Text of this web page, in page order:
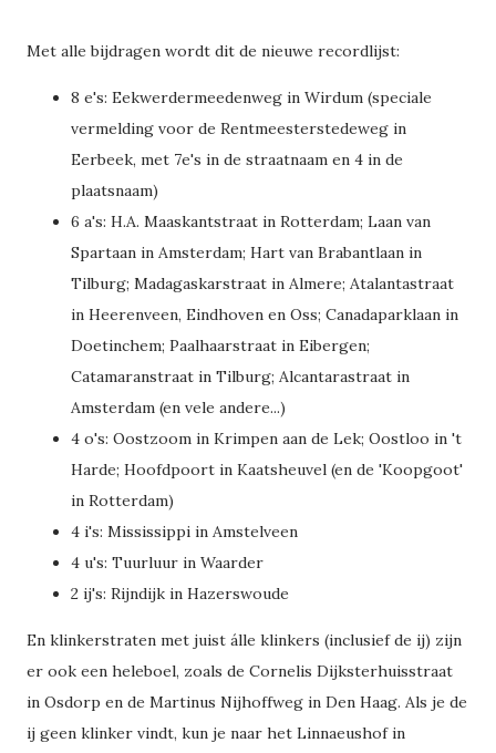
Met alle bijdragen wordt dit de nieuwe recordlijst:
8 e's: Eekwerdermeedenweg in Wirdum (speciale
vermelding voor de Rentmeesterstedeweg in
Eerbeek, met 7e's in de straatnaam en 4 in de
plaatsnaam)
6 a's: H.A. Maaskantstraat in Rotterdam; Laan van
Spartaan in Amsterdam; Hart van Brabantlaan in
Tilburg; Madagaskarstraat in Almere; Atalantastraat
in Heerenveen, Eindhoven en Oss; Canadaparklaan in
Doetinchem; Paalhaarstraat in Eibergen;
Catamaranstraat in Tilburg; Alcantarastraat in
Amsterdam (en vele andere...)
4 o's: Oostzoom in Krimpen aan de Lek; Oostloo in 't
Harde; Hoofdpoort in Kaatsheuvel (en de 'Koopgoot'
in Rotterdam)
4 i's: Mississippi in Amstelveen
4 u's: Tuurluur in Waarder
2 ij's: Rijndijk in Hazerswoude
En klinkerstraten met juist álle klinkers (inclusief de ij) zijn
er ook een heleboel, zoals de Cornelis Dijksterhuisstraat
in Osdorp en de Martinus Nijhoffweg in Den Haag. Als je de
ij geen klinker vindt, kun je naar het Linnaeushof in